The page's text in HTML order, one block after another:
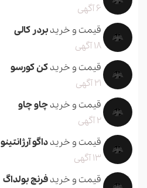
6 آگهی
قیمت و خریدبردر کالی
18 آگهی
قیمت و خریدکن کورسو
21 آگهی
قیمت و خریدچاو چاو
2 آگهی
قیمت و خریدداگو آرژانتینو
13 آگهی
قیمت و خریدفرنچ بولداگ